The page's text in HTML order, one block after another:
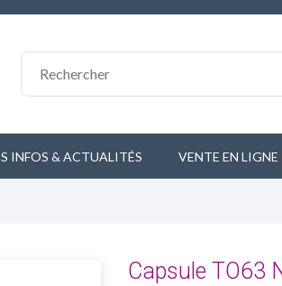
INFOS & ACTUALITÉS VENTE EN LIGNE
Capsule TO63